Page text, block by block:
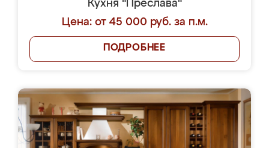
Кухня "Преслава"
Цена: от 45 000 руб. за п.м.
ПОДРОБНЕЕ